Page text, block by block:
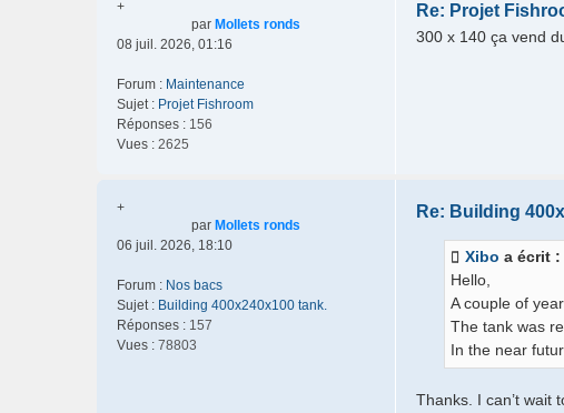
+
par Mollets ronds
08 juil. 2026, 01:16
Forum : Maintenance
Sujet : Projet Fishroom
Réponses : 156
Vues : 2625
Re: Projet
300 x 140 ça vend
+
par Mollets ronds
06 juil. 2026, 18:10
Forum : Nos bacs
Sujet : Building 400x240x100 tank.
Réponses : 157
Vues : 78803
Re: Building
Xibo a écrit :
Hello,
A couple of
The tank was
In the near
Thanks. I can’t wait